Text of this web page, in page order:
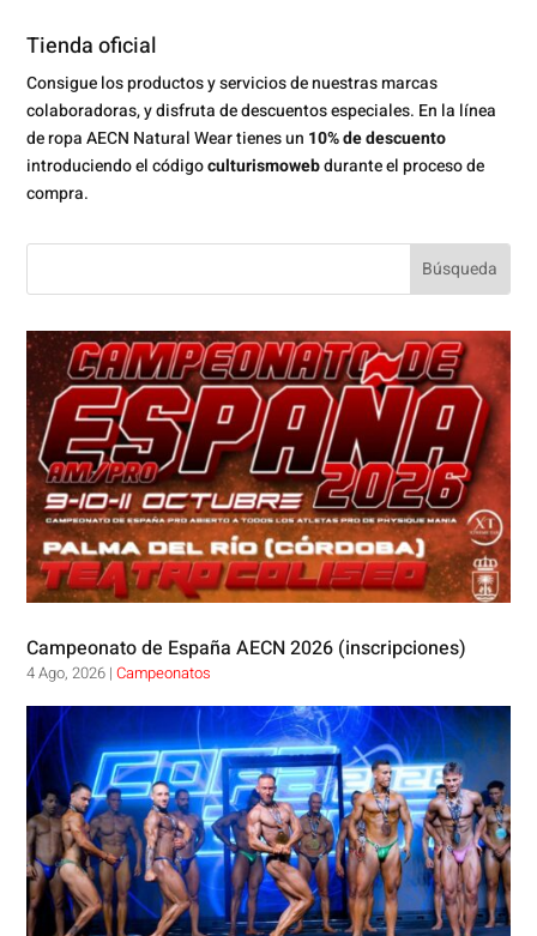
Tienda oficial
Consigue los productos y servicios de nuestras marcas
colaboradoras, y disfruta de descuentos especiales. En la línea
de ropa AECN Natural Wear tienes un 10% de descuento
introduciendo el códigoculturismowebdurante el proceso de
compra.
Campeonato de España AECN 2026 (inscripciones)
4 Ago, 2026 |Campeonatos